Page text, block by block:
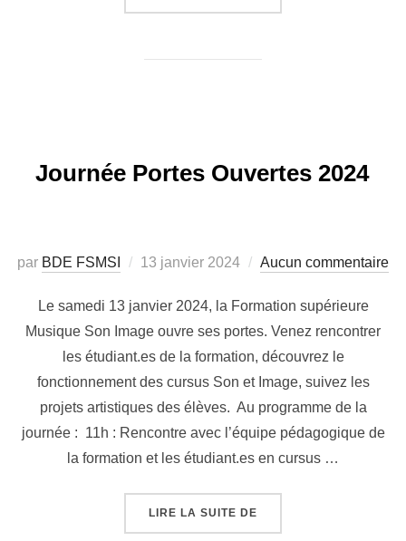
Journée Portes Ouvertes 2024
par BDE FSMSI
Publié
13 janvier 2024 Aucun commentaire
Le samedi 13 janvier 2024, la Formation supérieure
Musique Son Image ouvre ses portes. Venez rencontrer
les étudiant.es de la formation, découvrez le
fonctionnement des cursus Son et Image, suivez les
projets artistiques des élèves. Au programme de la
journée : 11h : Rencontre avec l’équipe pédagogique de
la formation et les étudiant.es en cursus …
LIRE LA SUITE DE